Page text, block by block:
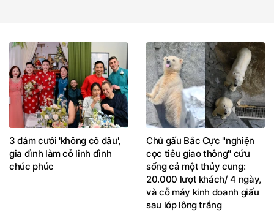
3 đám cưới 'không cô dâu',
gia đình làm cỗ linh đình
chúc phúc
Chú gấu Bắc Cực "nghiện
cọc tiêu giao thông" cứu
sống cả một thủy cung:
20.000 lượt khách/ 4 ngày,
và cỗ máy kinh doanh giấu
sau lớp lông trắng